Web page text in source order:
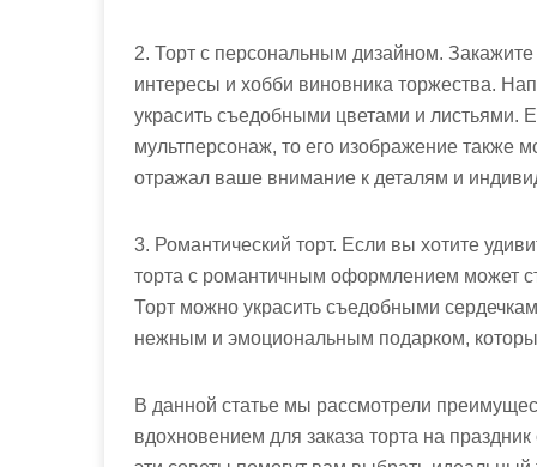
2. Торт с персональным дизайном.
интересы и хобби виновника торжества.
украсить съедобными цветами и листьями.
мультперсонаж, то его изображение также
отражал ваше внимание к деталям и
3. Романтический торт. Если вы хотите
торта с романтичным оформлением может
Торт можно украсить съедобными
нежным и эмоциональным подарком,
В данной статье мы рассмотрели
вдохновением для заказа торта на